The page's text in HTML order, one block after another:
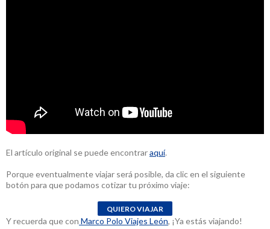
El artículo original se puede encontraraquí.
Porque eventualmente viajar será posible, da clic en el siguiente
botón para que podamos cotizar tu próximo viaje:
Y recuerda que con Marco Polo Viajes León, ¡Ya estás viajando!